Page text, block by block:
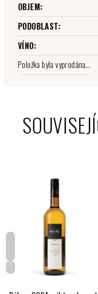
OBJEM:
PODOBLAST:
VÍNO:
Položka byla vyprodána…
CZ